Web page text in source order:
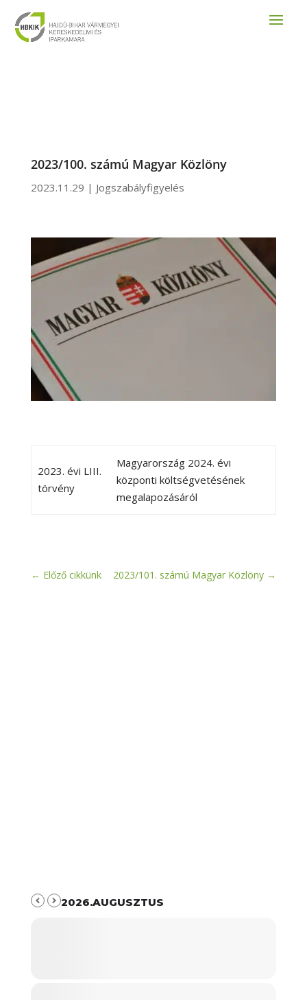
2023/100. számú Magyar Közlöny
2023.11.29 | Jogszabályfigyelés
2023. évi LIII.
törvény
Magyarország 2024. évi
központi költségvetésének
megalapozásáról
← Előző cikkünk 2023/101. számú Magyar Közlöny →
2026.AUGUSZTUS